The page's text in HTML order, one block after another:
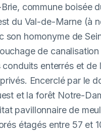
commune boisée
du Val-de-Marne (à
son homonyme de
de canalisation
conduits enterrés et de
Encerclé par le
et la forêt Notre-
pavillonnaire de
étagés entre 57 et